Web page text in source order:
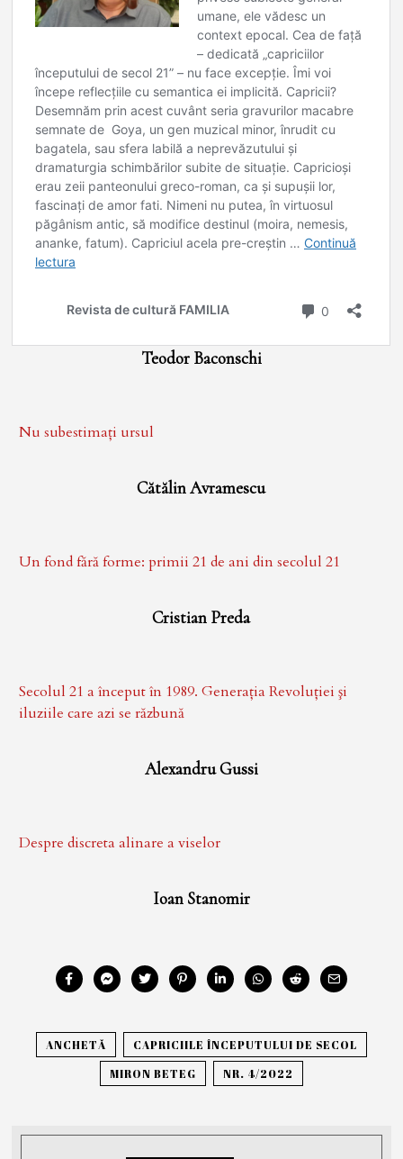
Teodor Baconschi
Nu subestimaţi ursul
Cătălin Avramescu
Un fond fără forme: primii 21 de ani din secolul 21
Cristian Preda
Secolul 21 a început în 1989. Generația Revoluției şi
iluziile care azi se răzbună
Alexandru Gussi
Despre discreta alinare a viselor
Ioan Stanomir
ANCHETĂ
CAPRICIILE ÎNCEPUTULUI DE SECOL
MIRON BETEG
NR. 4/2022